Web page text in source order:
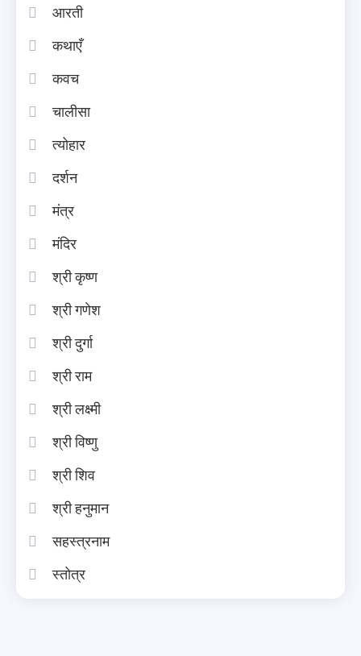
आरती
कथाएँ
कवच
चालीसा
त्योहार
दर्शन
मंत्र
मंदिर
श्री कृष्ण
श्री गणेश
श्री दुर्गा
श्री राम
श्री लक्ष्मी
श्री विष्णु
श्री शिव
श्री हनुमान
सहस्त्रनाम
स्तोत्र